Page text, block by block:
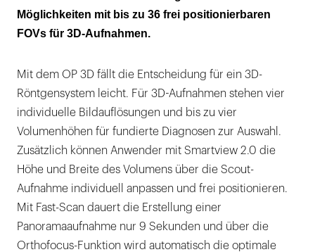
Zukunft
Vier definierte Volumengrößen und
individuell frei einstellbare Volumen
Integrierte Programme zur optimierten
Bilddarstellung
Möglichkeiten mit bis zu 36 frei positionierbaren
FOVs für 3D-Aufnahmen.
Mit dem OP 3D fällt die Entscheidung für ein 3D-
Röntgensystem leicht. Für 3D-Aufnahmen stehen vier
individuelle Bildauflösungen und bis zu vier
Volumenhöhen für fundierte Diagnosen zur Auswahl.
Zusätzlich können Anwender mit Smartview 2.0 die
Höhe und Breite des Volumens über die Scout-
Aufnahme individuell anpassen und frei positionieren.
Mit Fast-Scan dauert die Erstellung einer
Panoramaaufnahme nur 9 Sekunden und über die
Orthofocus-Funktion wird automatisch die optimale